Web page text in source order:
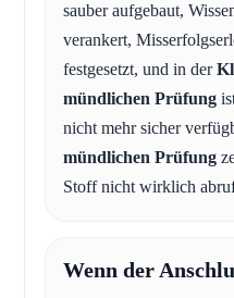
sauber aufgebaut,
verankert,
festgesetzt, und in der
mündlichen Prüfung
nicht mehr sicher
mündlichen Prüfung
Stoff nicht wirklich
Wenn der